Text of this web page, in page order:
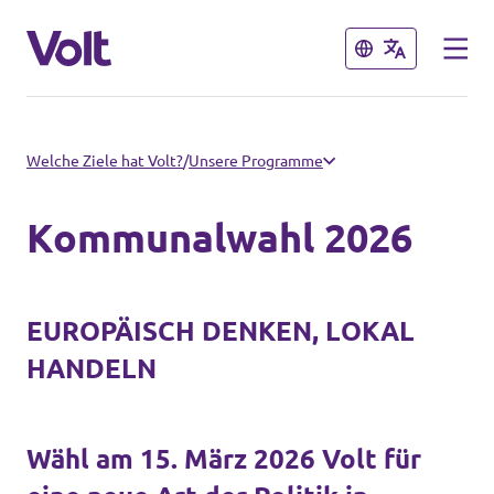
Schließen
Volt in Hessen
Website
Volt in deinem Bundesland
Schließen
Über Volt
Menschen
Neuigkeiten
Welche Ziele hat Volt?/Unsere Programme
Kommunalwahl 2026
EUROPÄISCH DENKEN, LOKAL
HANDELN
Wähl am 15. März 2026 Volt für